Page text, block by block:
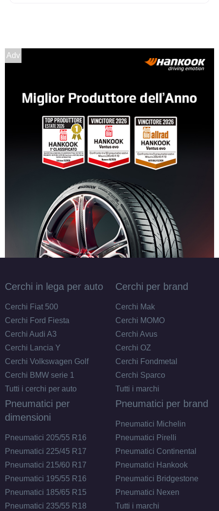
155/80 R13 79T
175/70 R13 82T
165/80 R13 83T
Disponibile
Disponibile
175/70 R13 82H B
Adv
Cerchi in lega per auto
Cerchi Fiat 500
Cerchi Ford Fiesta
Cerchi Audi A3
Cerchi Lancia Y
Cerchi Volkswagen Golf
Cerchi BMW serie 1
Tutti i cerchi per auto
Cerchi per brand
Cerchi Mak
Cerchi MOMO
Cerchi Avus
Cerchi OZ
Cerchi Fondmetal
Cerchi Sparco
Tutti i marchi
Pneumatici per
dimensioni
Pneumatici 205/55 R16
Pneumatici 225/45 R17
Pneumatici 215/60 R17
Pneumatici 195/55 R16
Pneumatici 185/65 R15
Pneumatici 235/55 R18
Pneumatici per brand
Pneumatici Michelin
Pneumatici Pirelli
Pneumatici Continental
Pneumatici Hankook
Pneumatici Bridgestone
Pneumatici Nexen
Tutti i marchi